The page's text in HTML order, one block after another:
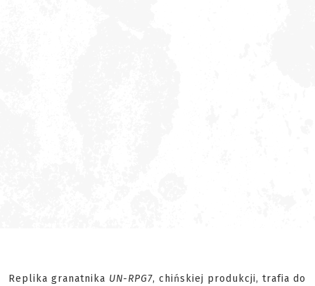
Replika granatnika UN-RPG7, chińskiej produkcji, trafia do